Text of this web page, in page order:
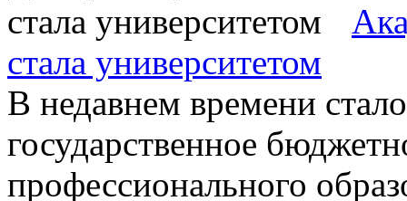
стала университетом
В недавнем времени
государственное
профессионального